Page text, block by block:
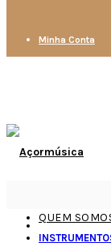
Minha Conta
QUEM